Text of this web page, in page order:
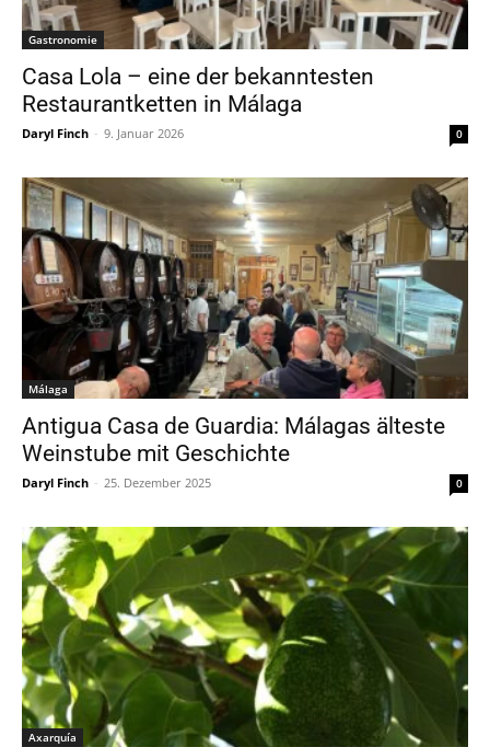
Gastronomie
Casa Lola – eine der bekanntesten
Restaurantketten in Málaga
Daryl Finch - 9. Januar 2026 0
Málaga
Antigua Casa de Guardia: Málagas älteste
Weinstube mit Geschichte
Daryl Finch - 25. Dezember 2025 0
Axarquía